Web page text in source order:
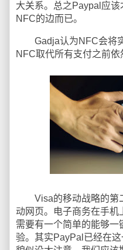
大关系。总之Paypal应
NFC的边而已。
Gadja认为NFC会将实
NFC取代所有支付之前依
Visa的移动战略的第
动网页。电子商务在手机
需要有一个简单的能够
验。其实PayPal已经在